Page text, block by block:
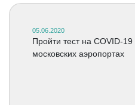
05.06.2020
Пройти тест на COVID-
московских аэропортах